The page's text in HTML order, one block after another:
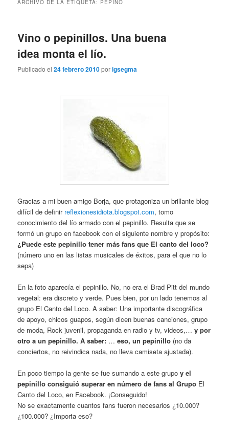
ARCHIVO DE LA ETIQUETA: PEPINO
Vino o pepinillos. Una buena
idea monta el lío.
Publicado el24 febrero 2010porigsegma
Gracias a mi buen amigo Borja, que protagoniza un brillante blog
difícil de definir reflexionesidiota.blogspot.com, tomo
conocimiento del lío armado con el pepinillo. Resulta que se
formó un grupo en facebook con el siguiente nombre y propósito:
¿Puede este pepinillo tener más fans que El canto del loco?
(número uno en las listas musicales de éxitos, para el que no lo
sepa)
En la foto aparecía el pepinillo. No, no era el Brad Pitt del mundo
vegetal: era discreto y verde. Pues bien, por un lado tenemos al
grupo El Canto del Loco. A saber: Una importante discográfica
de apoyo, chicos guapos, según dicen buenas canciones, grupo
de moda, Rock juvenil, propaganda en radio y tv, videos,…y por
otro a un pepinillo. A saber: … eso, un pepinillo (no da
conciertos, no reivindica nada, no lleva camiseta ajustada).
En poco tiempo la gente se fue sumando a este grupoy el
pepinillo consiguió superar en número de fans al Grupo El
Canto del Loco, en Facebook. ¡Conseguido!
No se exactamente cuantos fans fueron necesarios ¿10.000?
¿100.000? ¿Importa eso?